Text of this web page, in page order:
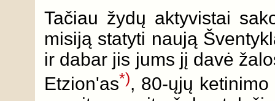
Tačiau žydų aktyvistai
misiją statyti naują
ir dabar jis jums jį davė
Etzion'as*), 80-ųjų